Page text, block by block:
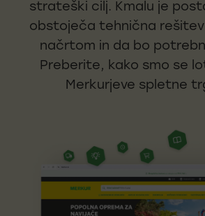
strateški cilj. Kmalu je
obstoječa tehnična
načrtom in da bo
Preberite, kako smo se
Merkurjeve spletne